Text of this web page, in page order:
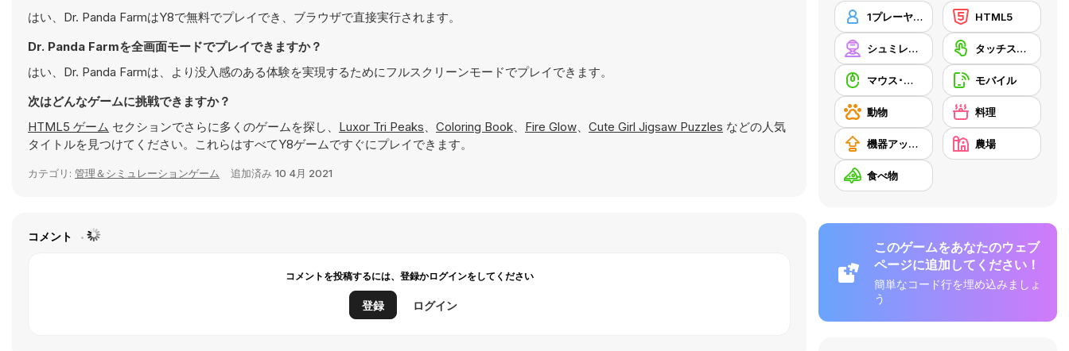
はい、Dr. Panda FarmはY8で無料でプレイでき、ブラウザで直接実行されます。
Dr. Panda Farmを全画面モードでプレイできますか？
はい、Dr. Panda Farmは、より没入感のある体験を実現するためにフルスクリーンモードでプレイできます。
次はどんなゲームに挑戦できますか？
HTML5 ゲーム セクションでさらに多くのゲームを探し、 Luxor Tri Peaks、 Coloring Book、 Fire Glow、 Cute Girl Jigsaw Puzzles などの人気
タイトルを見つけてください。これらはすべてY8ゲームですぐにプレイできます。
カテゴリ: 管理＆シミュレーションゲーム 追加済み 10 4月 2021
コメント
コメントを投稿するには、登録かログインをしてください
登録 ログイン
1プレーヤー HTML5
シュミレーション タッチスクリーン
マウス･スキル モバイル
動物 料理
機器アップグレードの購入 農場
食べ物
このゲームをあなたのウェブ
ページに追加してください！
簡単なコード行を埋め込みましょ
う